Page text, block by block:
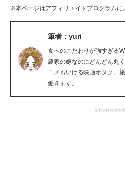
マーケ×ITの今がよく分かる
ITエンジニア向け専門サイト
IT製品の技術・比較・事例
※本ページはアフィリエイトプログラムに
筆者：yuri
食へのこだわりが強すぎる
農家の嫁なのにどんどん丸
ニメもいける映画オタク。
働きます。